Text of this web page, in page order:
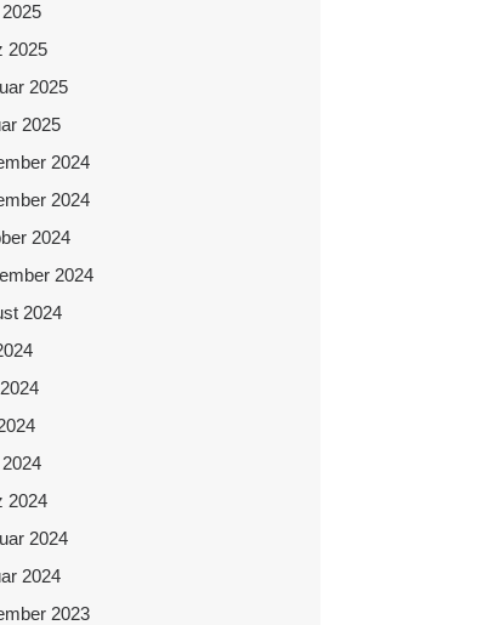
2025
2025
2025
2024
2024
2024
2024
2024
2024
2024
2024
2023